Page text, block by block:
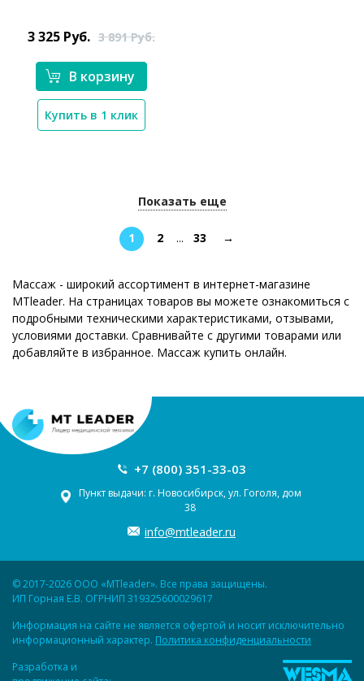
3 325 Руб. 3 891Руб.
В корзину
Купить в 1 клик
Показать еще
1 2 ... 33 →
Массаж - широкий ассортимент в интернет-магазине
MTleader. На страницах товаров вы можете ознакомиться с
подробными техническими характеристиками, отзывами,
условиями доставки. Сравнивайте с другими товарами или
добавляйте в избранное. Массаж купить онлайн.
+7 (800) 351-33-03
Пункт выдачи: г. Новосибирск, ул. Гоголя, дом
38
info@mtleader.ru
© 2017-2026 ООО «MTleader». Все права защищены.
ИП Горная Е.В. ОГРНИП 319325600029617
Информация на сайте не является офертой и носит исключительно
информационный характер. Политика конфиденциальности
Разработка и